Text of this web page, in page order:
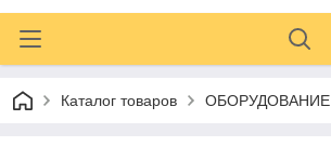
Каталог товаров ОБОРУДОВАНИЕ